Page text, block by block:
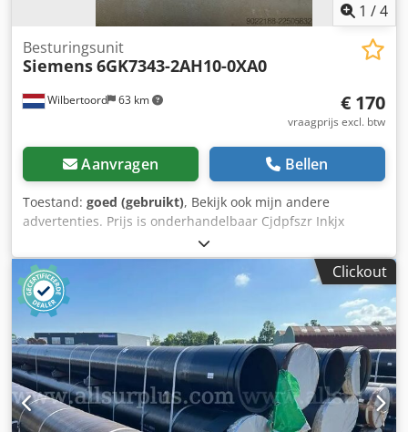
1 /4
Wilbertoord 63 km
Besturingsunit
Siemens6GK7343-2AH10-0XA0
€ 170
vraagprijs excl. btw
Aanvragen Bellen
Toestand: goed (gebruikt), Bekijk ook mijn andere
advertenties. Prijs is onderhandelbaar Cjdpfszr Inkjx
Clickout